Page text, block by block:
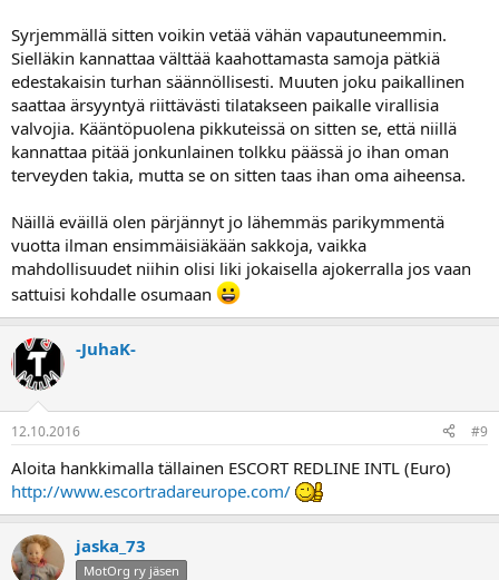
Syrjemmällä sitten voikin vetää vähän vapautuneemmin.
Sielläkin kannattaa välttää kaahottamasta samoja pätkiä
edestakaisin turhan säännöllisesti. Muuten joku paikallinen
saattaa ärsyyntyä riittävästi tilatakseen paikalle virallisia
valvojia. Kääntöpuolena pikkuteissä on sitten se, että niillä
kannattaa pitää jonkunlainen tolkku päässä jo ihan oman
terveyden takia, mutta se on sitten taas ihan oma aiheensa.
Näillä eväillä olen pärjännyt jo lähemmäs parikymmentä
vuotta ilman ensimmäisiäkään sakkoja, vaikka
mahdollisuudet niihin olisi liki jokaisella ajokerralla jos vaan
sattuisi kohdalle osumaan
-JuhaK-
12.10.2016 #9
Aloita hankkimalla tällainen ESCORT REDLINE INTL (Euro)
http://www.escortradareurope.com/
jaska_73
MotOrg ry jäsen